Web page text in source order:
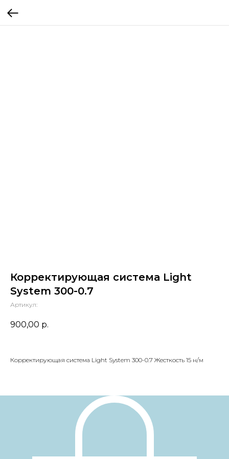
Корректирующая система Light
System 300-0.7
Артикул:
900,00 р.
Корректирующая система Light System 300-0.7 Жесткость 15 н/м